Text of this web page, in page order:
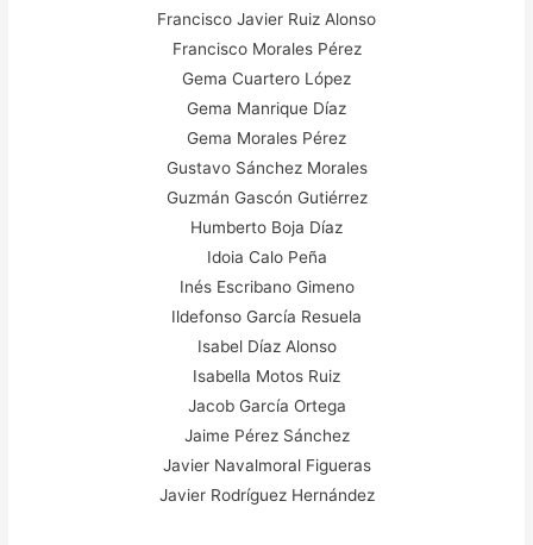
Francisco Javier Ruiz Alonso
Francisco Morales Pérez
Gema Cuartero López
Gema Manrique Díaz
Gema Morales Pérez
Gustavo Sánchez Morales
Guzmán Gascón Gutiérrez
Humberto Boja Díaz
Idoia Calo Peña
Inés Escribano Gimeno
Ildefonso García Resuela
Isabel Díaz Alonso
Isabella Motos Ruiz
Jacob García Ortega
Jaime Pérez Sánchez
Javier Navalmoral Figueras
Javier Rodríguez Hernández